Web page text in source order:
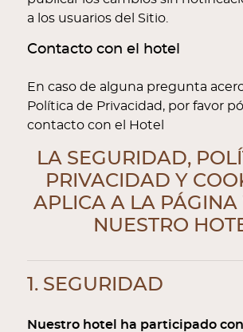
a los usuarios del Sitio.
Contacto con el hotel
En caso de alguna pregunta
Política de Privacidad, por favor
contacto con el Hotel
LA SEGURIDAD,
PRIVACIDAD Y
APLICA A LA PÁGINA
NUESTRO
1. SEGURIDAD
Nuestro hotel ha participado